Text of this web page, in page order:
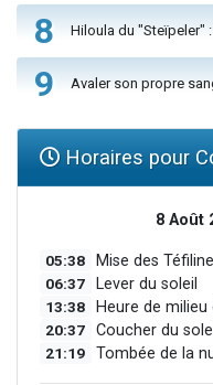
8 Hiloula du "Steïpeler"
9 Avaler son propre
Horaires pour
8 Août
05:38 Mise des
06:37 Lever du soleil
13:38 Heure de milieu
20:37 Coucher du
21:19 Tombée de la